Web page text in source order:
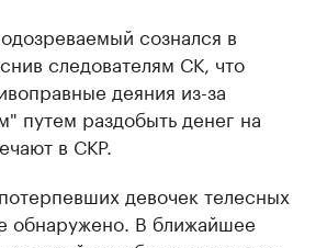
сознался в
следователям СК, что
деяния из-за
путем раздобыть денег на
в СКР.
девочек телесных
обнаружено. В ближайшее